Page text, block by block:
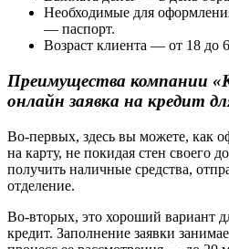
Необходимые для
— паспорт.
Возраст клиента — от 18 до
Преимущества компании
онлайн заявка на кредит
Во-первых, здесь вы можете, как
на карту, не покидая стен своего
получить наличные средства,
отделение.
Во-вторых, это хороший вариант
кредит. Заполнение заявки